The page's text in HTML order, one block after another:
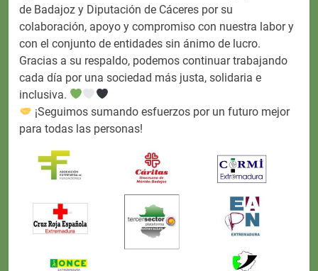
de Badajoz y Diputación de Cáceres por su
colaboración, apoyo y compromiso con nuestra labor y
con el conjunto de entidades sin ánimo de lucro.
Gracias a su respaldo, podemos continuar trabajando
cada día por una sociedad más justa, solidaria e
inclusiva.
¡Seguimos sumando esfuerzos por un futuro mejor
para todas las personas!